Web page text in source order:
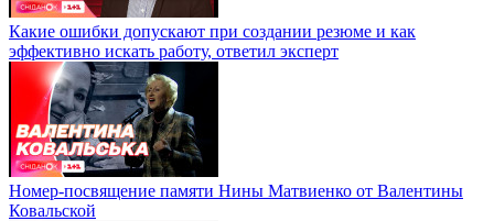
Какие ошибки допускают при создании резюме и как
эффективно искать работу, ответил эксперт
Номер-посвящение памяти Нины Матвиенко от Валентины
Ковальской